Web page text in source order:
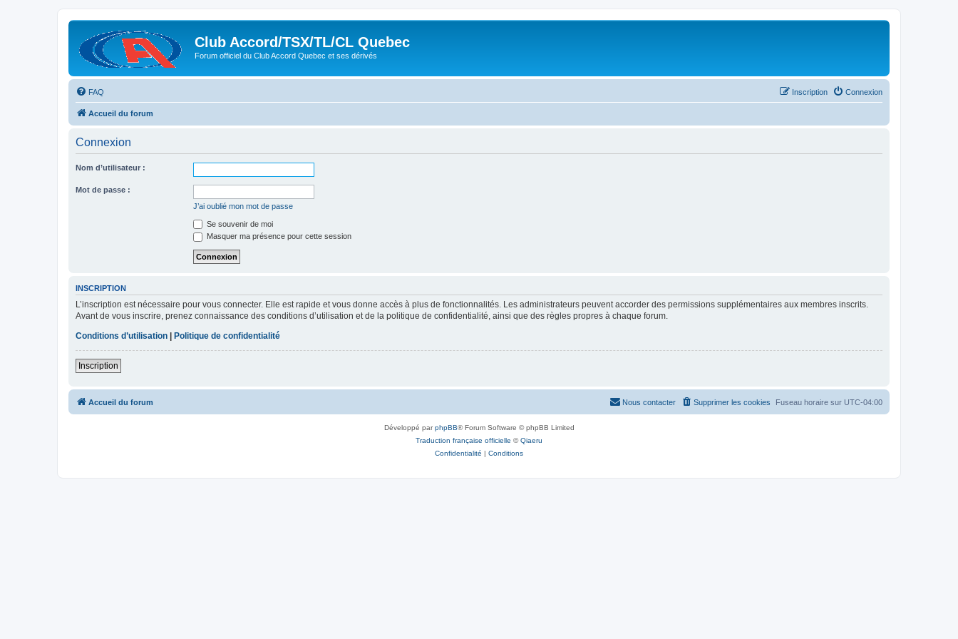
Club Accord/TSX/TL/CL Quebec
Forum officiel du Club Accord Quebec et ses dérivés
FAQ Connexion
Inscription
Accueil du forum
Connexion
Nom d’utilisateur :
Mot de passe :
J’ai oublié mon mot de passe
Se souvenir de moi
Masquer ma présence pour cette session
INSCRIPTION
L’inscription est nécessaire pour vous connecter. Elle est rapide et vous donne accès à plus de fonctionnalités. Les administrateurs peuvent accorder des permissions supplémentaires aux membres inscrits.
Avant de vous inscrire, prenez connaissance des conditions d’utilisation et de la politique de confidentialité, ainsi que des règles propres à chaque forum.
Conditions d’utilisation
Politique de confidentialité
Inscription
Accueil du forum Fuseau horaire sur UTC-04:00
Supprimer les cookies
Nous contacter
Développé parphpBB® Forum Software © phpBB Limited
Traduction française officielle ©Qiaeru
Confidentialité | Conditions